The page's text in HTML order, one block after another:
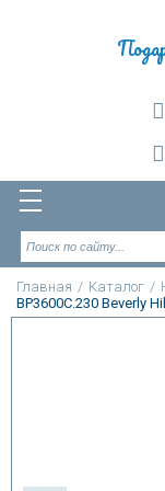
Главная / Каталог /
BP3600C.230 Beverly